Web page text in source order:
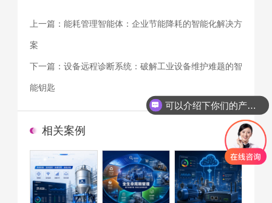
上一篇： 能耗管理智能体：企业节能降耗的智能化解决方
案
下一篇： 设备远程诊断系统：破解工业设备维护难题的智
能钥匙
相关案例
可以介绍下你们的产品么